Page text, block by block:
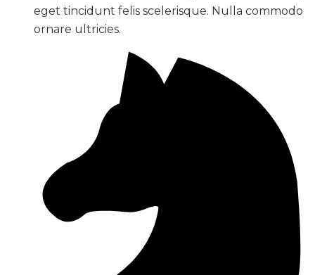
eget tincidunt felis scelerisque. Nulla commodo
ornare ultricies.